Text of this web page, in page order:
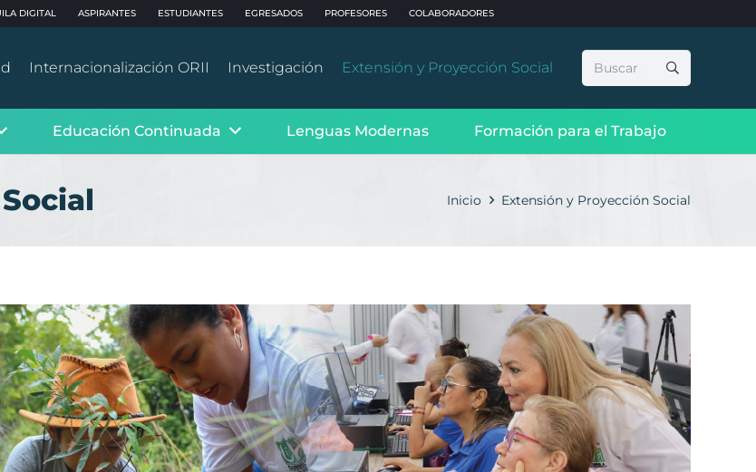
DIGITAL ASPIRANTES ESTUDIANTES EGRESADOS PROFESORES COLABORADORES
Internacionalización ORII Investigación Extensión y Proyección Social Buscar:
Educación Continuada Lenguas Modernas Formación para el Trabajo
Inicio Extensión y Proyección Social